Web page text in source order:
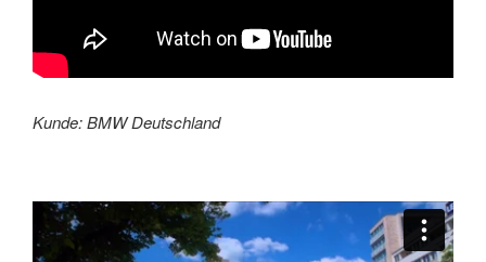
Kunde: BMW Deutschland